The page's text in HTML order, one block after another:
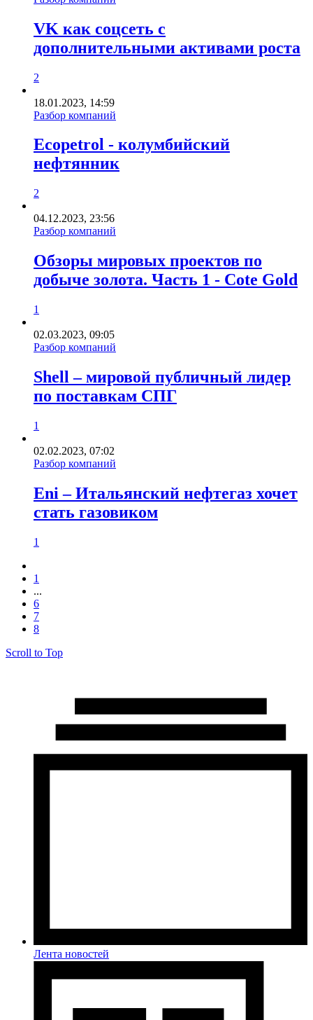
VK как соцсеть с
дополнительными активами роста
2
18.01.2023, 14:59
Разбор компаний
Ecopetrol - колумбийский
нефтянник
2
04.12.2023, 23:56
Разбор компаний
Обзоры мировых проектов по
добыче золота. Часть 1 - Cote Gold
1
02.03.2023, 09:05
Разбор компаний
Shell – мировой публичный лидер
по поставкам СПГ
1
02.02.2023, 07:02
Разбор компаний
Eni – Итальянский нефтегаз хочет
стать газовиком
1
1
...
6
7
8
Scroll to Top
Лента новостей